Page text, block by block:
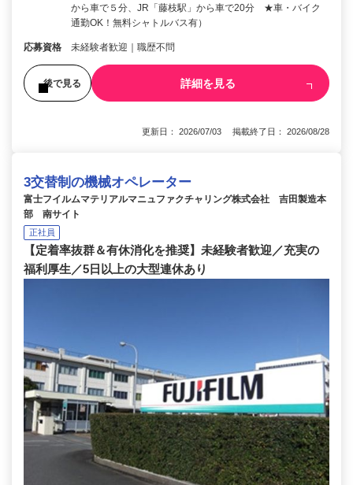
から車で５分、JR「藤枝駅」から車で20分 ★車・バイク
通勤OK！無料シャトルバス有）
応募資格 未経験者歓迎｜職歴不問
後で見る 詳細を見る
更新日： 2026/07/03 掲載終了日： 2026/08/28
3交替制の機械オペレーター
富士フイルムマテリアルマニュファクチャリング株式会社 吉田製造本
部 南サイト
正社員
【定着率抜群＆有休消化を推奨】未経験者歓迎／充実の
福利厚生／5日以上の大型連休あり